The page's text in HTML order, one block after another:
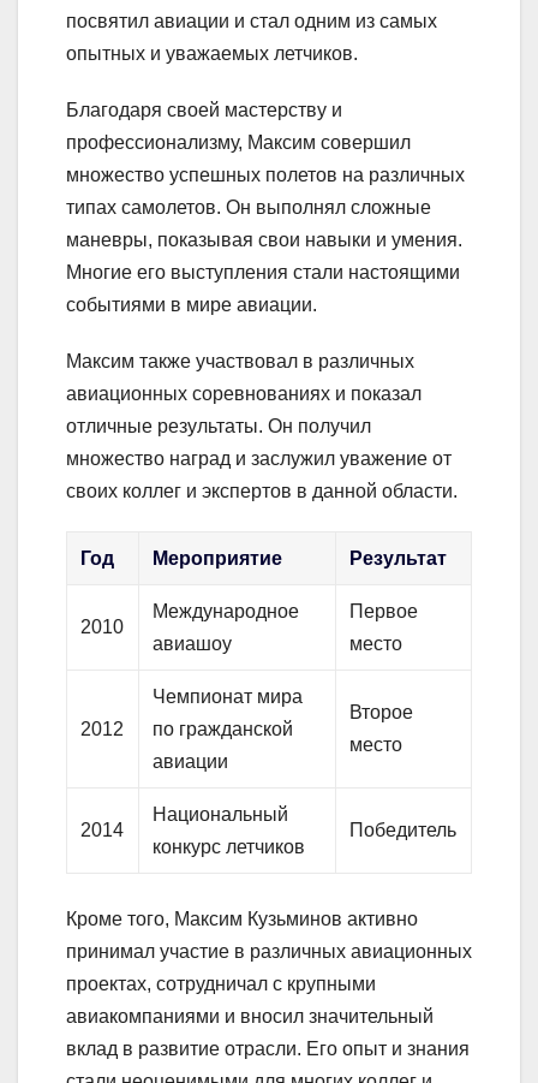
посвятил авиации и стал одним из самых
опытных и уважаемых летчиков.
Благодаря своей мастерству и
профессионализму, Максим совершил
множество успешных полетов на различных
типах самолетов. Он выполнял сложные
маневры, показывая свои навыки и умения.
Многие его выступления стали настоящими
событиями в мире авиации.
Максим также участвовал в различных
авиационных соревнованиях и показал
отличные результаты. Он получил
множество наград и заслужил уважение от
своих коллег и экспертов в данной области.
Год Мероприятие Результат
2010
Международное
авиашоу
Первое
место
2012
Чемпионат мира
по гражданской
авиации
Второе
место
2014
Национальный
конкурс летчиков
Победитель
Кроме того, Максим Кузьминов активно
принимал участие в различных авиационных
проектах, сотрудничал с крупными
авиакомпаниями и вносил значительный
вклад в развитие отрасли. Его опыт и знания